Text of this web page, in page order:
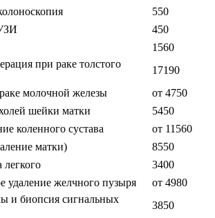
550
450
1560
при раке толстого
17190
молочной железы
от 4750
шейки матки
5450
коленного сустава
от 11560
матки)
8550
легкого
3400
удаление желчного пузыря
от 4980
и биопсия сигнальных
3850